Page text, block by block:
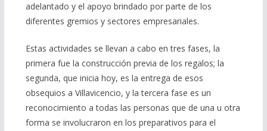
adelantado y el apoyo brindado por parte de los
diferentes gremios y sectores empresariales.
Estas actividades se llevan a cabo en tres fases, la
primera fue la construcción previa de los regalos; la
segunda, que inicia hoy, es la entrega de esos
obsequios a Villavicencio, y la tercera fase es un
reconocimiento a todas las personas que de una u otra
forma se involucraron en los preparativos para el